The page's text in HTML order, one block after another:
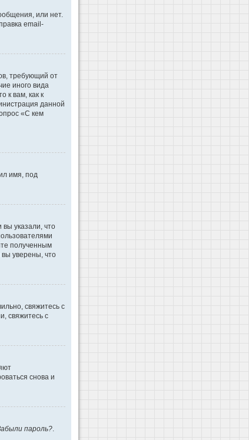
или нет.
email-
требующий от
иного вида
к вам, как к
данной
«С кем
имя, под
указали, что
полученным
уверены, что
свяжитесь с
свяжитесь с
снова и
пароль?